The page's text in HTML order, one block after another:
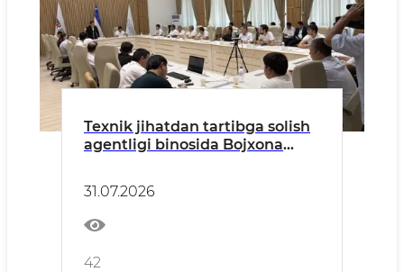
Texnik jihatdan tartibga solish
agentligi binosida Bojxona
baholash faoliyati bilan
shug‘ullanuvchi tadbirkorlik
sub’yektlari ishtirokida ochiq
muloqot
31.07.2026
42